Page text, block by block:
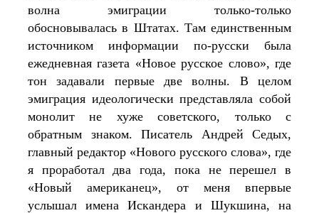
волна эмиграции только-только
обосновывалась в Штатах. Там единственным
источником информации по-русски была
ежедневная газета «Новое русское слово», где
тон задавали первые две волны. В целом
эмиграция идеологически представляла собой
монолит не хуже советского, только с
обратным знаком. Писатель Андрей Седых,
главный редактор «Нового русского слова», где
я проработал два года, пока не перешел в
«Новый американец», от меня впервые
услышал имена Искандера и Шукшина, на